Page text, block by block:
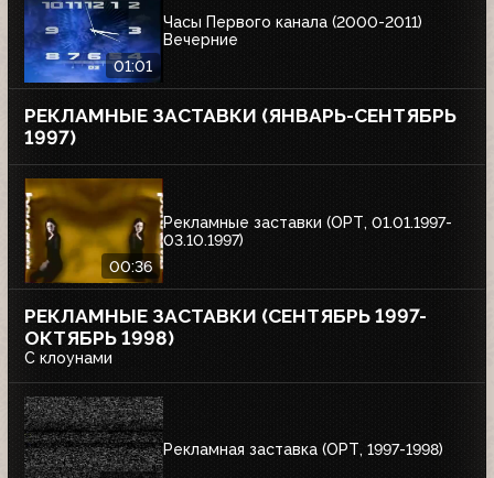
01:01
Часы Первого канала (2000-2011)
Вечерние
РЕКЛАМНЫЕ ЗАСТАВКИ (ЯНВАРЬ-СЕНТЯБРЬ
1997)
00:36
Рекламные заставки (ОРТ, 01.01.1997-
03.10.1997)
РЕКЛАМНЫЕ ЗАСТАВКИ (СЕНТЯБРЬ 1997-
ОКТЯБРЬ 1998)
С клоунами
Рекламная заставка (ОРТ, 1997-1998)